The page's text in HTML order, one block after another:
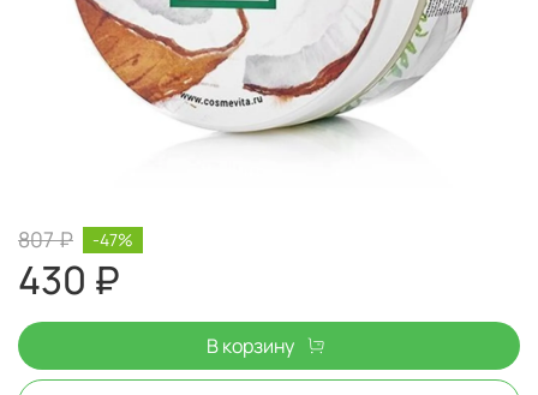
807 ₽
430 ₽
-47%
В корзину